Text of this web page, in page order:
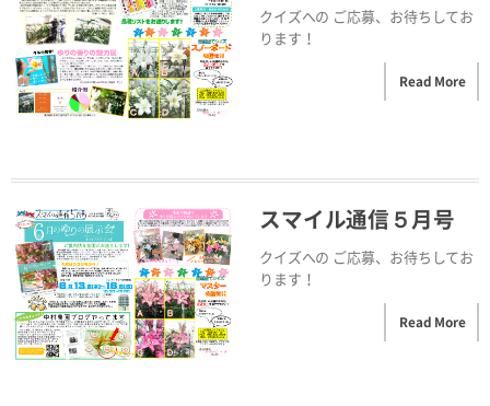
クイズへの ご応募、お待ちしてお
ります！
Read More
スマイル通信５月号
クイズへの ご応募、お待ちしてお
ります！
Read More